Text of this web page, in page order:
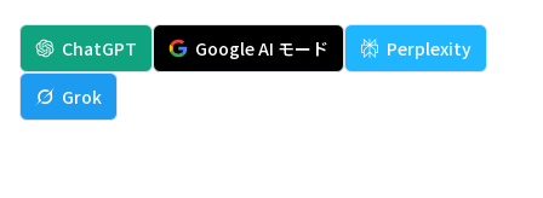
ChatGPT Google AI モード
Perplexity
Grok